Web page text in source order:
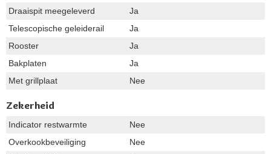
Draaispit meegeleverd
Ja
Telescopische geleiderail
Ja
Rooster
Ja
Bakplaten
Ja
Met grillplaat
Nee
Zekerheid
Indicator restwarmte
Nee
Overkookbeveiliging
Nee